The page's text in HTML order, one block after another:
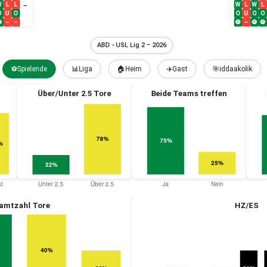
L
U
–
L
O
–
→
W
O
⚽
L
U
–
W
O
⚽
L
O
⚽
ABD - USL Lig 2 – 2026
⚽Spielende 📊Liga 🏠Heim ✈️Gast 🎯iddaakolik
Über/Unter 2.5 Tore Beide Teams treffen
Tore HZ/ES